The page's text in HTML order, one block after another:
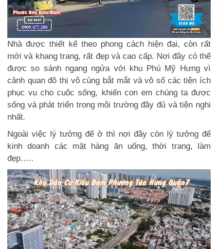
Nhà được thiết kế theo phong cách hiện đại, còn rất
mới và khang trang, rất đẹp và cao cấp. Nơi đây có thể
được so sánh ngang ngửa với khu Phú Mỹ Hưngvì
cảnh quan đô thị vô cùng bắt mắt và vô số các tiện ích
phục vụ cho cuộc sống, khiến con em chúng ta được
sống và phát triển trong môi trường đầy đủ và tiện nghi
nhất.
Ngoài việc lý tưởng để ở thì nơi đây còn lý tưởng để
kinh doanh các mặt hàng ăn uống, thời trang, làm
đẹp…..